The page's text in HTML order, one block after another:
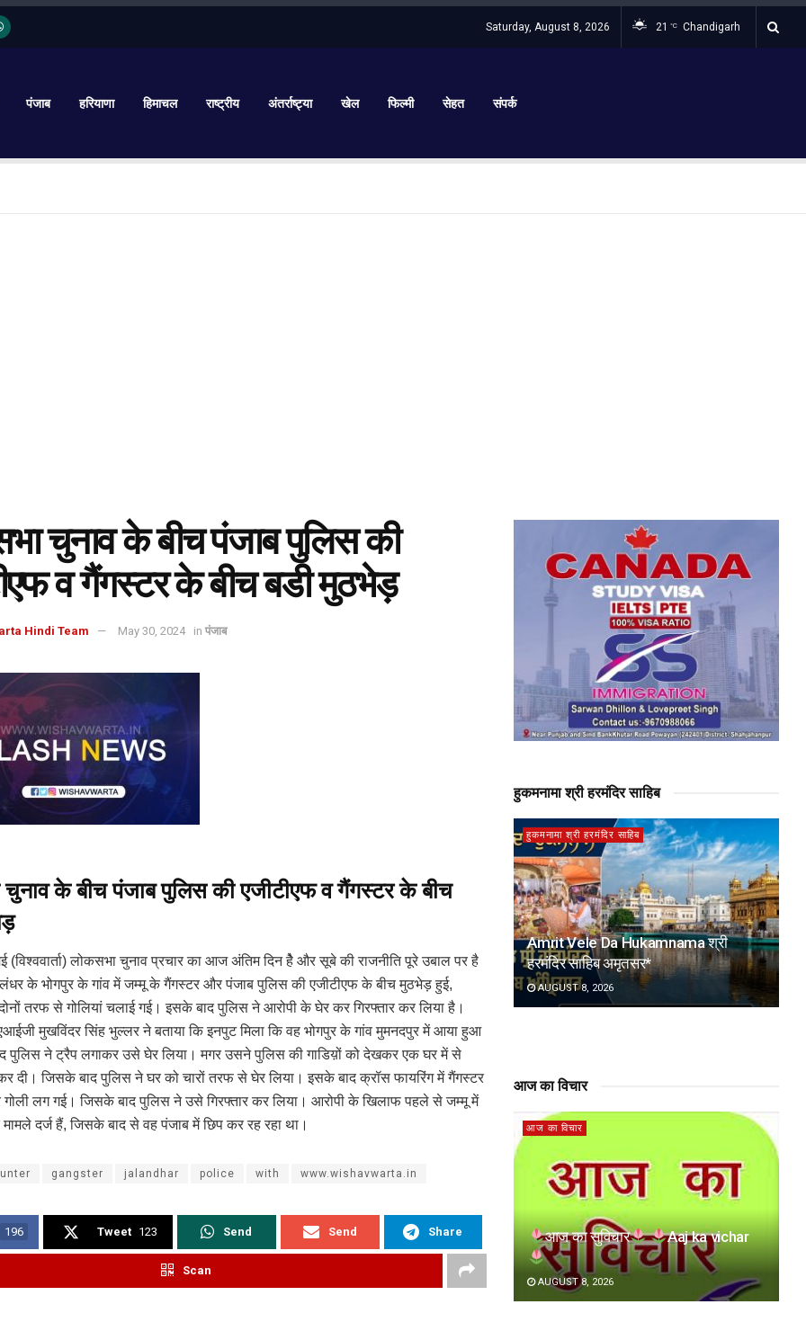
Saturday, August 8, 2026 21 °C Chandigarh
पंजाब हरियाणा हिमाचल राष्ट्रीय अंतर्राष्ट्या खेल फिल्मी सेहत संपर्क
चुनाव के बीच पंजाब पुलिस की
व गैंगस्टर के बीच बडी मुठभेड़
Hindi Team May 30, 2024 in पंजाब
के बीच पंजाब पुलिस की एजीटीएफ व गैंगस्टर के बीच
(विश्ववार्ता) लोकसभा चुनाव प्रचार का आज अंतिम दिन हेै और सूबे की राजनीति पूरे उबाल पर है
के भोगपुर के गांव में जम्मू के गैंगस्टर और पंजाब पुलिस की एजीटीएफ के बीच मुठभेड़ हुई,
तरफ से गोलियां चलाई गई। इसके बाद पुलिस ने आरोपी के घेर कर गिरफ्तार कर लिया है।
मुखविंदर सिंह भुल्लर ने बताया कि इनपुट मिला कि वह भोगपुर के गांव मुमनदपुर में आया हुआ
पुलिस ने ट्रैप लगाकर उसे घेर लिया। मगर उसने पुलिस की गाडिय़ों को देखकर एक घर में से
दी। जिसके बाद पुलिस ने घर को चारों तरफ से घेर लिया। इसके बाद क्रॉस फायरिंग में गैंगस्टर
गोली लग गई। जिसके बाद पुलिस ने उसे गिरफ्तार कर लिया। आरोपी के खिलाफ पहले से जम्मू में
दर्ज हैं, जिसके बाद से वह पंजाब में छिप कर रह रहा था।
gangster jalandhar police with www.wishavwarta.in
196 Tweet 123 Send Send Share
Scan
हुकमनामा श्री हरमंदिर साहिब
हुकमनामा श्री हरमंदिर साहिब
Amrit Vele Da Hukamnama श्री
हरमंदिर साहिब अमृतसर*
AUGUST 8, 2026
आज का विचार
आज का विचार
आज का सुविचार Aaj ka vichar
AUGUST 8, 2026